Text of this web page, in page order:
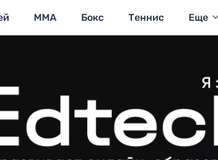
MMA Бокс Теннис Еще